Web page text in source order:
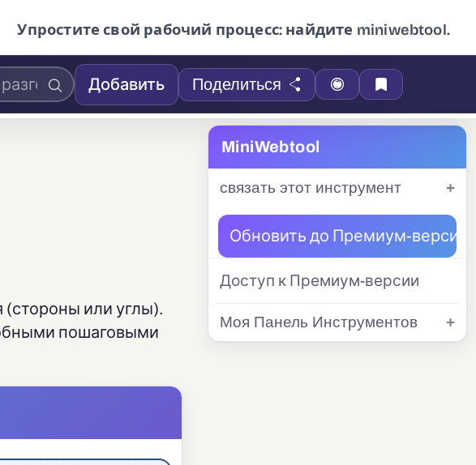
Упростите свой рабочий процесс: найдите miniwebtool.
Добавить Поделиться
или углы).
пошаговыми
MiniWebtool
связать этот инструмент
Обновить до Премиум-версии
Доступ к Премиум-версии
Моя Панель Инструментов